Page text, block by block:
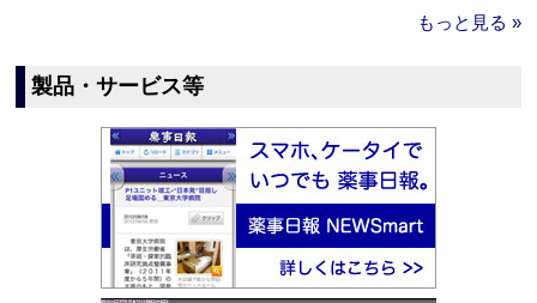
もっと見る »
製品・サービス等